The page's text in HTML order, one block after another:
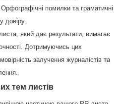
Орфографічні помилки та граматичні
довіру.
який дає результати, вимагає
Дотримуючись цих
залучення журналістів та
тем листів